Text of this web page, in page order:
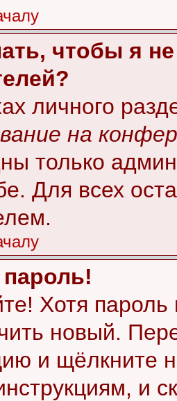
чтобы я
личного
на
только
Для всех
Хотя
новый.
и щёлкните
и